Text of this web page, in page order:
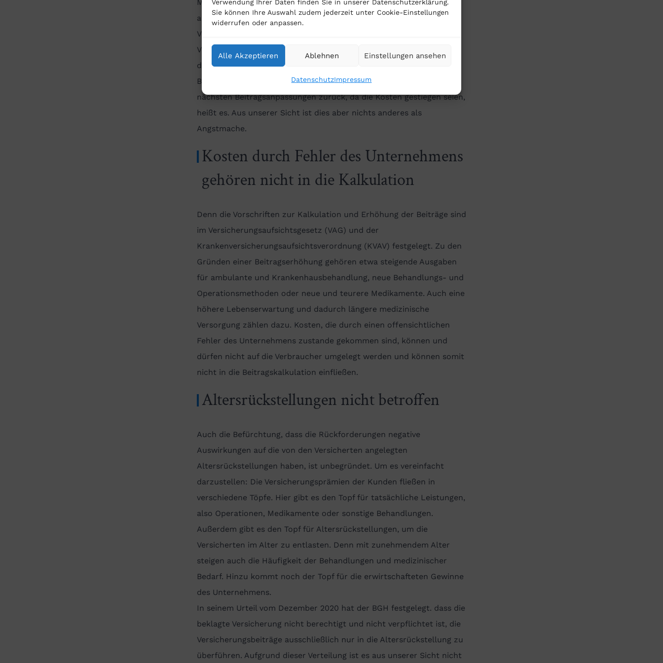
Verwendung Ihrer Daten finden Sie in unserer Datenschutzerklärung.
Sie können Ihre Auswahl zudem jederzeit unter Cookie-Einstellungen
widerrufen oder anpassen.
Alle Akzeptieren Ablehnen Einstellungen ansehen
DatenschutzImpressum
Medien stellen wir zunehmend fest, dass PKV-Kunden gezielt davon
abgeraten wird, die zu viel gezahlten Beitrage zurückzufordern.
Versicherer und Makler schüren offenbar die Angst, dass die
Versicherten sich dadurch langfristig selbst schaden würden und
dass die PKV wirklich teurer werde. Die jetzt zurückgeforderten
Beitragserhöhungen hole sich der Versicherer zwangsläufig mit den
nächsten Beitragsanpassungen zurück, da die Kosten gestiegen seien,
heißt es. Aus unserer Sicht ist dies aber nichts anderes als
Angstmache.
Kosten durch Fehler des Unternehmens
gehören nicht in die Kalkulation
Denn die Vorschriften zur Kalkulation und Erhöhung der Beiträge sind
im Versicherungsaufsichtsgesetz (VAG) und der
Krankenversicherungsaufsichtsverordnung (KVAV) festgelegt. Zu den
Gründen einer Beitragserhöhung gehören etwa steigende Ausgaben
für ambulante und Krankenhausbehandlung, neue Behandlungs- und
Operationsmethoden oder neue und teurere Medikamente. Auch eine
höhere Lebenserwartung und dadurch längere medizinische
Versorgung zählen dazu. Kosten, die durch einen offensichtlichen
Fehler des Unternehmens zustande gekommen sind, können und
dürfen nicht auf die Verbraucher umgelegt werden und können somit
nicht in die Beitragskalkulation einfließen.
Altersrückstellungen nicht betroffen
Auch die Befürchtung, dass die Rückforderungen negative
Auswirkungen auf die von den Versicherten angelegten
Altersrückstellungen haben, ist unbegründet. Um es vereinfacht
darzustellen: Die Versicherungsprämien der Kunden fließen in
verschiedene Töpfe. Hier gibt es den Topf für tatsächliche Leistungen,
also Operationen, Medikamente oder sonstige Behandlungen.
Außerdem gibt es den Topf für Altersrückstellungen, um die
Versicherten im Alter zu entlasten. Denn mit zunehmendem Alter
steigen auch die Häufigkeit der Behandlungen und medizinischer
Bedarf. Hinzu kommt noch der Topf für die erwirtschafteten Gewinne
des Unternehmens.
In seinem Urteil vom Dezember 2020 hat der BGH festgelegt. dass die
beklagte Versicherung nicht berechtigt und nicht verpflichtet ist, die
Versicherungsbeiträge ausschließlich nur in die Altersrückstellung zu
überführen. Aufgrund dieser Verteilung ist es aus unserer Sicht nicht